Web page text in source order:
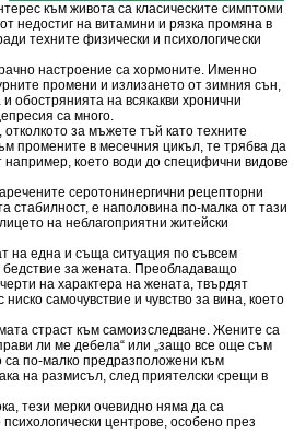
към живота са класическите симптоми
недостиг на витамини и рязка промяна в
техните физически и психологически
настроение са хормоните. Именно
промени и излизането от зимния сън,
обострянията на всякакви хронични
са много.
за мъжете тъй като техните
промените в месечния цикъл, те трябва да
което води до специфични видове
серотонинергични рецепторни
стабилност, е наполовина по-малка от тази
на неблагоприятни житейски
на една и съща ситуация по съвсем
бедствие за жената. Преобладаващо
на характера на жената, твърдят
самочувствие и чувство за вина, което
страст към самоизследване. Жените са
ли ме дебела“ или „защо все още съм
по-малко предразположени към
на размисъл, след приятелски срещи в
тези мерки очевидно няма да са
центрове, особено през